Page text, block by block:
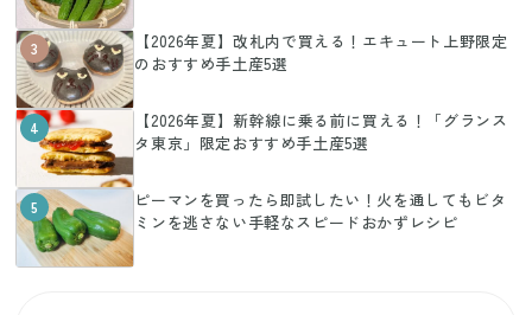
3
【2026年夏】改札内で買える！エキュート上野限定
のおすすめ手土産5選
4
【2026年夏】新幹線に乗る前に買える！「グランス
タ東京」限定おすすめ手土産5選
5
ピーマンを買ったら即試したい！火を通してもビタ
ミンを逃さない手軽なスピードおかずレシピ